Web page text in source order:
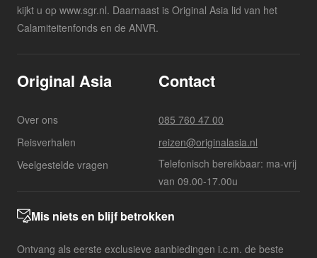
kijkt u op www.sgr.nl. Daarnaast is Original Asia lid van het
Calamiteitenfonds en de ANVR.
Original Asia
Over ons
Reisverhalen
Veelgestelde vragen
Contact
085 760 47 00
reizen@originalasia.nl
Telefonisch bereikbaar: ma-vrij
van 09.00-17.00u
Mis niets en blijf betrokken
Ontvang als eerste exclusieve aanbiedingen i.c.m. de beste